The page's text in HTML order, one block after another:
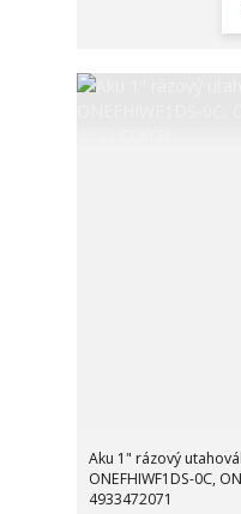
Aku 1" rázový
ONEFHIWF1DS-0C,
4933472071